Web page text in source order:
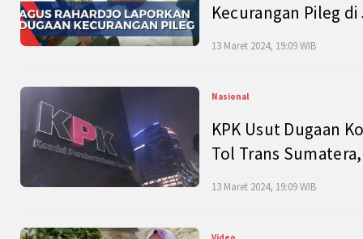
Kecurangan Pileg
13 Maret 2024, 19:09 WIB
Nasional
KPK Usut Dugaan
Tol Trans
13 Maret 2024, 19:09 WIB